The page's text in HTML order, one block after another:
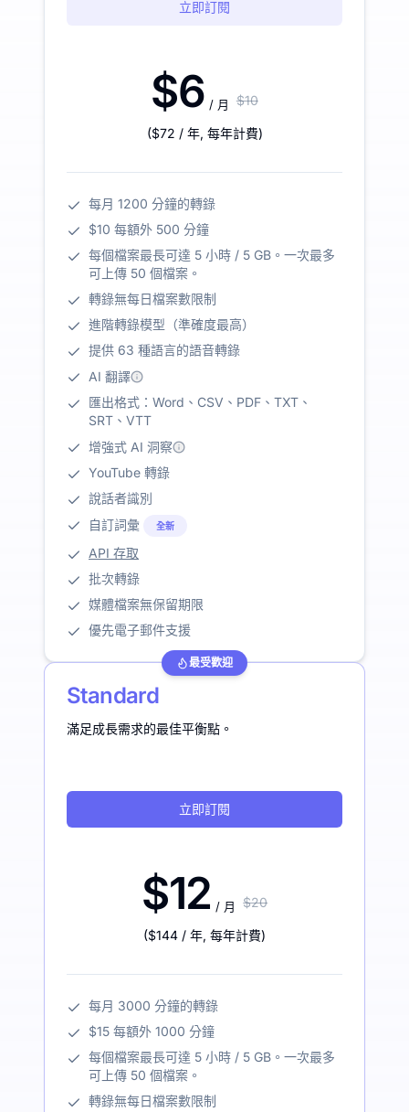
立即訂閱
$6 / 月 $10
($72 / 年, 每年計費)
每月 1200 分鐘的轉錄
$10 每額外 500 分鐘
每個檔案最長可達 5 小時 / 5 GB。一次最多
可上傳 50 個檔案。
轉錄無每日檔案數限制
進階轉錄模型（準確度最高）
提供 63 種語言的語音轉錄
AI 翻譯
匯出格式：Word、CSV、PDF、TXT、
SRT、VTT
增強式 AI 洞察
YouTube 轉錄
說話者識別
自訂詞彙
全新
API 存取
批次轉錄
媒體檔案無保留期限
優先電子郵件支援
最受歡迎
Standard
滿足成長需求的最佳平衡點。
立即訂閱
$12 / 月 $20
($144 / 年, 每年計費)
每月 3000 分鐘的轉錄
$15 每額外 1000 分鐘
每個檔案最長可達 5 小時 / 5 GB。一次最多
可上傳 50 個檔案。
轉錄無每日檔案數限制